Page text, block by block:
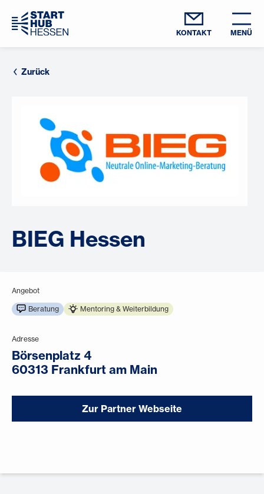
KONTAKT MENÜ
Zurück
BIEG Hessen
Angebot
Beratung Mentoring & Weiterbildung
Adresse
Börsenplatz 4
60313 Frankfurt am Main
Zur Partner Webseite